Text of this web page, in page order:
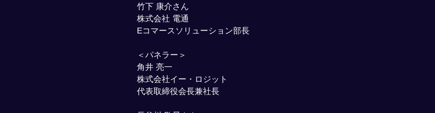
竹下 康介さん
株式会社 電通
Eコマースソリューション部長
＜パネラー＞
角井 亮一
株式会社イー・ロジット
代表取締役会長兼社長